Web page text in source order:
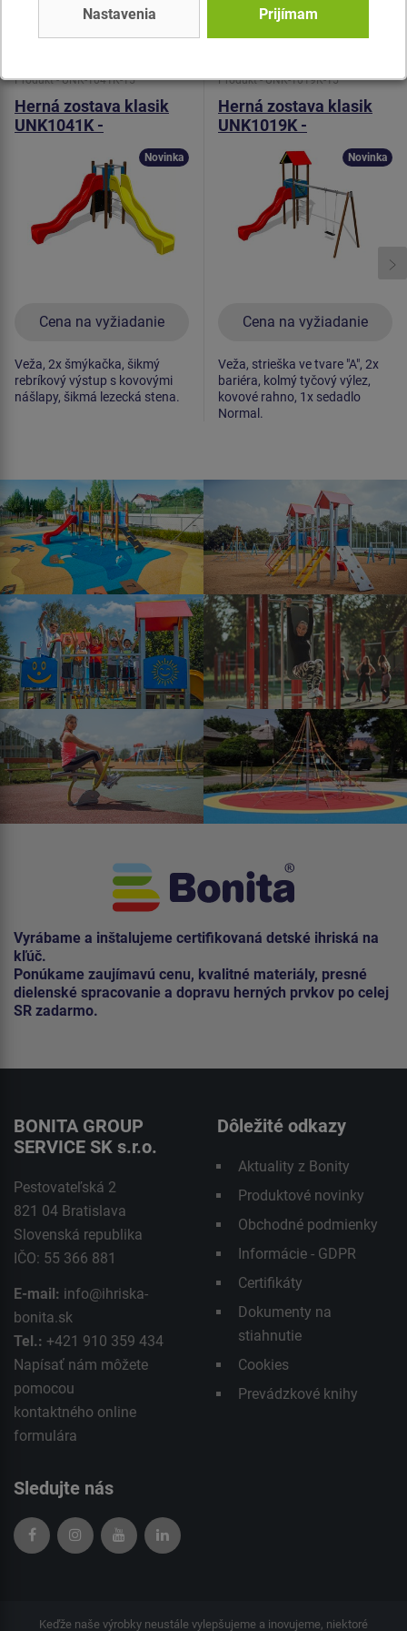
Podobnýtovar
Produkt - UNK-1041K-15
Herná zostava klasik
UNK1041K -
Cena na vyžiadanie
Novinka
Veža, 2x šmýkačka, šikmý
rebríkový výstup s kovovými
nášlapy, šikmá lezecká stena.
Produkt - UNK-1019K-15
Herná zostava klasik
UNK1019K -
Cena na vyžiadanie
Novinka
Veža, strieška ve tvare "A", 2x
bariéra, kolmý tyčový výlez,
kovové rahno, 1x sedadlo
Normal.
Vyrábame a inštalujeme certifikovaná detské ihriská na
kľúč.
Ponúkame zaujímavú cenu, kvalitné materiály, presné
dielenské spracovanie a dopravu herných prvkov po celej
SR zadarmo.
BONITA GROUP
SERVICE SK s.r.o.
Pestovateľská 2
821 04 Bratislava
Slovenská republika
IČO: 55 366 881
E-mail: info@ihriska-
bonita.sk
Tel.: +421 910 359 434
Napísať nám môžete
pomocou
kontaktného online
formulára
Dôležité odkazy
Aktuality z Bonity
Produktové novinky
Obchodné podmienky
Informácie - GDPR
Certifikáty
Dokumenty na
stiahnutie
Cookies
Prevádzkové knihy
Sledujte nás
Keďže naše výrobky neustále vylepšujeme a inovujeme, niektoré
Nastavenia Prijímam